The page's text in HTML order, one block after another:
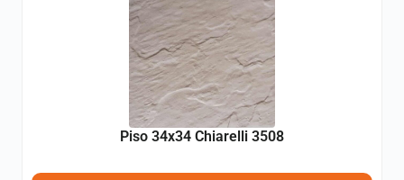
Piso 34x34 Chiarelli 3508